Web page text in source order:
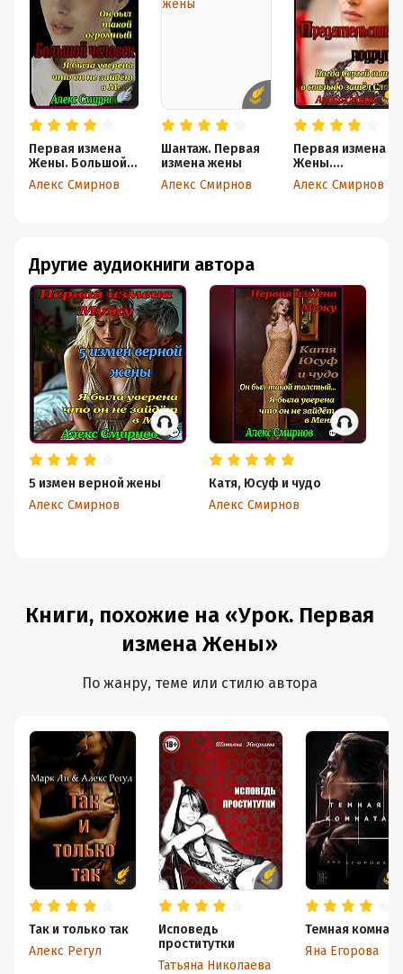
Первая измена
Жены. Большой
человек
Алекс Смирнов
Шантаж. Первая
измена жены
Алекс Смирнов
Первая измена
Жены.
Предательство
подруги.
Алекс Смирнов
Другие аудиокниги автора
5 измен верной жены
Алекс Смирнов
Катя, Юсуф и чудо
Алекс Смирнов
Книги, похожие на «Урок. Первая
измена Жены»
По жанру, теме или стилю автора
Так и только так
Алекс Регул
Исповедь
проститутки
Татьяна Николаева
Темная комната
Яна Егорова